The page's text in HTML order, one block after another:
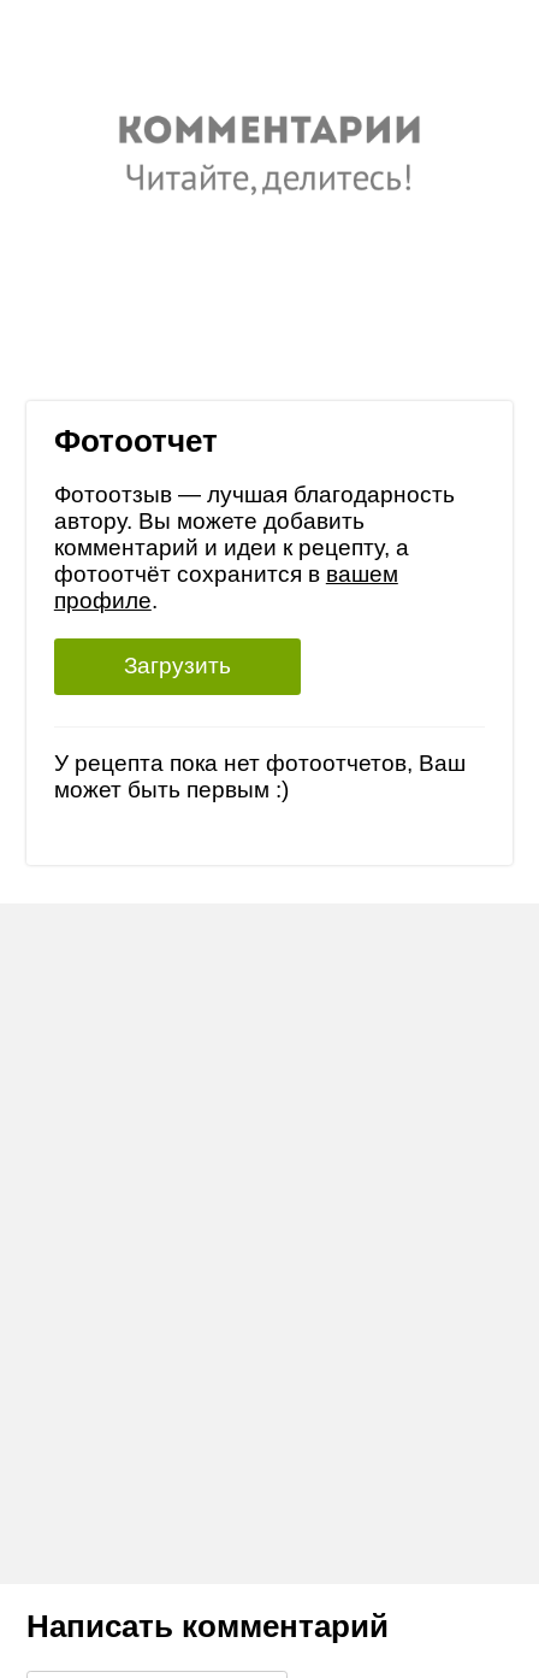
Фотоотчет
Фотоотзыв — лучшая благодарность
автору. Вы можете добавить
комментарий и идеи к рецепту, а
фотоотчёт сохранится в вашем
профиле.
Загрузить
У рецепта пока нет фотоотчетов, Ваш
может быть первым :)
Написать комментарий